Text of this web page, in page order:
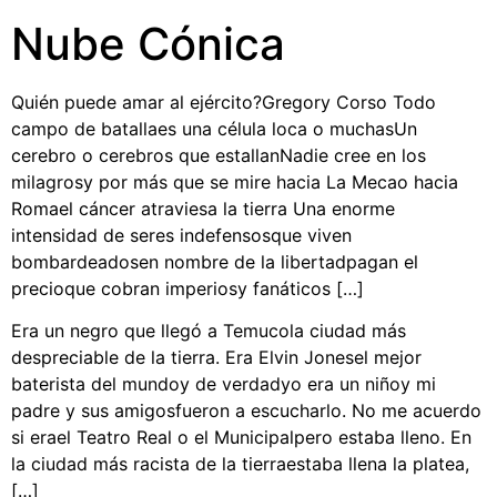
Nube Cónica
Quién puede amar al ejército?Gregory Corso Todo
campo de batallaes una célula loca o muchasUn
cerebro o cerebros que estallanNadie cree en los
milagrosy por más que se mire hacia La Mecao hacia
Romael cáncer atraviesa la tierra Una enorme
intensidad de seres indefensosque viven
bombardeadosen nombre de la libertadpagan el
precioque cobran imperiosy fanáticos […]
Era un negro que llegó a Temucola ciudad más
despreciable de la tierra. Era Elvin Jonesel mejor
baterista del mundoy de verdadyo era un niñoy mi
padre y sus amigosfueron a escucharlo. No me acuerdo
si erael Teatro Real o el Municipalpero estaba lleno. En
la ciudad más racista de la tierraestaba llena la platea,
[…]